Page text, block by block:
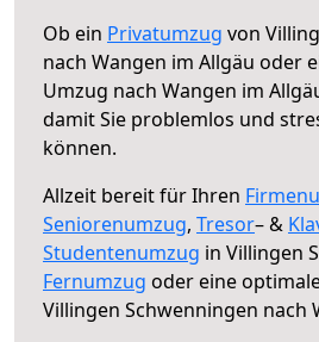
Ob ein Privatumzug von
nach Wangen im Allgäu oder
Umzug nach Wangen im
damit Sie problemlos und
können.
Allzeit bereit für Ihren
Seniorenumzug, Tresor– &
Studentenumzug in Villingen
Fernumzug oder eine
Villingen Schwenningen nach